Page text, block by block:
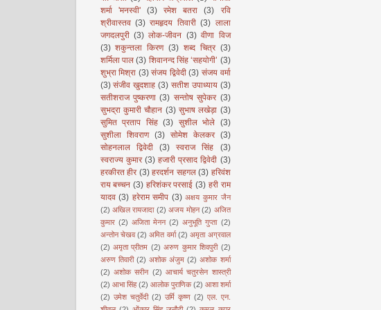
शर्मा 'मनस्वी'
(3) रमेश बतरा (3)
रवि
श्रीवास्तव (3) रामहृदय तिवारी (3) लाला
जगदलपुरी (3) लोक-जीवन (3) वीणा विज
(3) शकुन्तला किरण (3) शब्द चित्र (3)
शर्मिला पाल (3) शिवानन्द सिंह ‘सहयोगी’ (3)
शुभ्रा मिश्रा (3) संजय द्विवेदी (3) संजय वर्मा
(3) संजीव खुदशाह (3) सतीश उपाध्याय (3)
सतीशराज पुष्करणा (3) सन्तोष सुपेकर (3)
सुभद्रा कुमारी चौहान (3) सुभाष लखेड़ा (3)
सुमित प्रताप सिंह (3) सुशील भोले (3)
सुशीला शिवराण
(3) सोमेश केलकर
(3)
सोहनलाल द्विवेदी
(3) स्वराज सिंह
(3)
स्वराज्य कुमार (3) हजारी प्रसाद द्विवेदी (3)
हरकीरत हीर (3) हरदर्शन सहगल (3) हरिवंश
राय बच्चन (3) हरिशंकर परसाई (3) हरी राम
यादव (3) हरेराम समीप (3) अक्षय कुमार जैन
(2) अखिल रायजादा (2) अजय मोहन (2) अजित
कुमार (2) अजिता मेनन (2) अनुभूति गुप्ता (2)
अन्तोन चेखव (2) अमित वर्मा (2) अमृता अग्रवाल
(2) अमृता प्रीतम (2) अरुण कुमार शिवपुरी (2)
अरुण तिवारी (2) अशोक अंजुम (2) अशोक शर्मा
(2) अशोक सरीन (2) आचार्य चतुरसेन शास्त्री
(2) आभा सिंह (2) आलोक पुराणिक (2) आशा शर्मा
(2) उमेश चतुर्वेदी (2) उर्मि कृष्ण (2) एल. एन.